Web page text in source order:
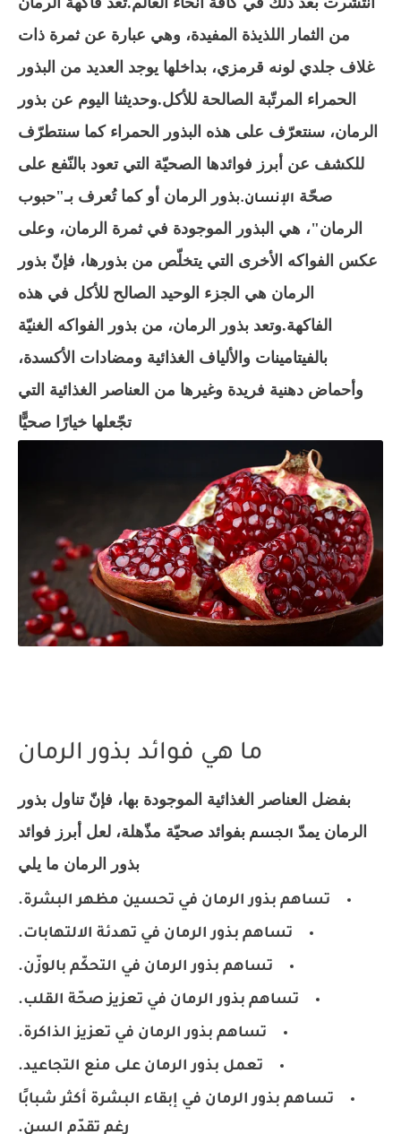
من الثمار اللذيذة المفيدة، وهي عبارة عن ثمرة ذات
غلاف جلدي لونه قرمزي، بداخلها يوجد العديد من البذور
الحمراء المرتّبة الصالحة للأكل.وحديثنا اليوم عن بذور
الرمان، سنتعرّف على هذه البذور الحمراء كما سنتطرّف
للكشف عن أبرز فوائدها الصحيّة التي تعود بالنّفع على
صحّة الإنسان.بذور الرمان أو كما تُعرف بـ"حبوب
الرمان"، هي البذور الموجودة في ثمرة الرمان، وعلى
عكس الفواكه الأخرى التي يتخلّص من بذورها، فإنّ بذور
الرمان هي الجزء الوحيد الصالح للأكل في هذه
الفاكهة.وتعد بذور الرمان، من بذور الفواكه الغنيّة
بالفيتامينات والألياف الغذائية ومضادات الأكسدة،
وأحماض دهنية فريدة وغيرها من العناصر الغذائية التي
ما هي فوائد بذور الرمان
بفضل العناصر الغذائية الموجودة بها، فإنّ تناول بذور
الرمان يمدّ الجسم بفوائد صحيّة مذّهلة، لعل أبرز فوائد
تساهم بذور الرمان في تحسين مظهر البشرة.
تساهم بذور الرمان في تهدئة الالتهابات.
تساهم بذور الرمان في التحكّم بالوزّن.
تساهم بذور الرمان في تعزيز صحّة القلب.
تساهم بذور الرمان في تعزيز الذاكرة.
تعمل بذور الرمان على منع التجاعيد.
تساهم بذور الرمان في إبقاء البشرة أكثر شبابًا
رغم تقدّم السن.